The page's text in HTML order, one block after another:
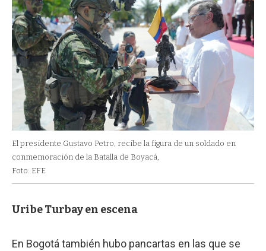
El presidente Gustavo Petro, recibe la figura de un soldado en
conmemoración de la Batalla de Boyacá,
Foto: EFE
Uribe Turbay en escena
En Bogotá también hubo pancartas en las que se